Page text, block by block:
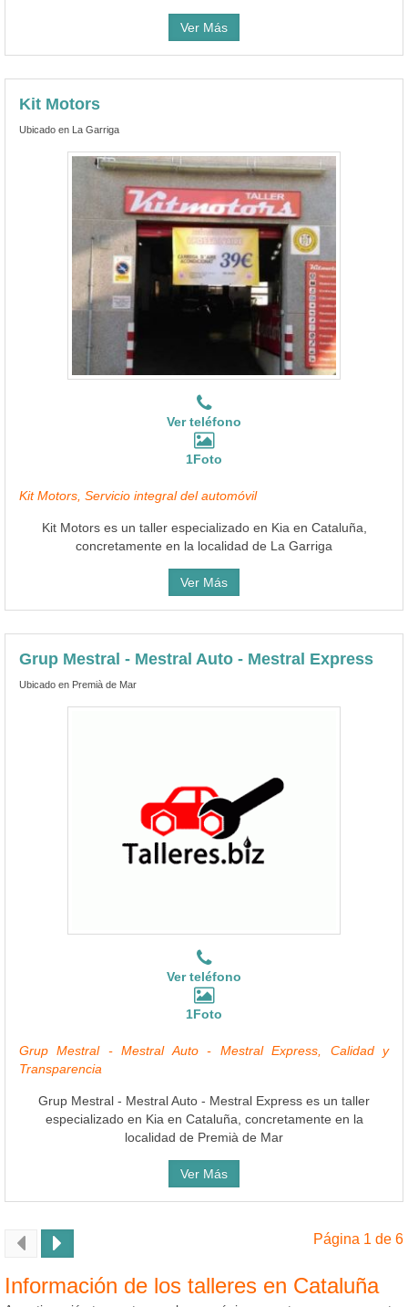
Ver Más
Kit Motors
Ubicado en La Garriga
Ver teléfono
1Foto
Kit Motors, Servicio integral del automóvil
Kit Motors es un taller especializado en Kia en Cataluña,
concretamente en la localidad de La Garriga
Ver Más
Grup Mestral - Mestral Auto - Mestral Express
Ubicado en Premià de Mar
Ver teléfono
1Foto
Grup Mestral - Mestral Auto - Mestral Express, Calidad y
Transparencia
Grup Mestral - Mestral Auto - Mestral Express es un taller
especializado en Kia en Cataluña, concretamente en la
localidad de Premià de Mar
Ver Más
Página 1 de 6
Información de los talleres en Cataluña